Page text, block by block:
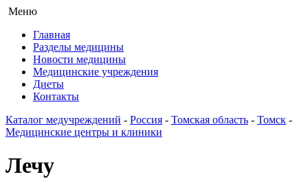
Меню
Главная
Разделы медицины
Новости медицины
Медицинские учреждения
Диеты
Контакты
Каталог медучреждений - Россия - Томская область - Томск -
Медицинские центры и клиники
Лечу